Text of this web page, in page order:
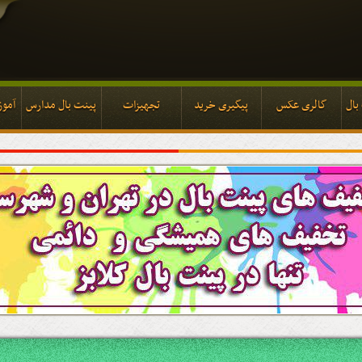
گالری عکس پیگیری خرید تجهیزات پینت بال مدارس